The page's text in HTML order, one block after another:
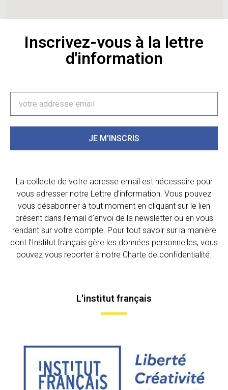
Inscrivez-vous à la lettre
d'information
JE M'INSCRIS
La collecte de votre adresse email est nécessaire pour
vous adresser notre Lettre d’information. Vous pouvez
vous désabonner à tout moment en cliquant sur le lien
présent dans l’email d’envoi de la newsletter ou en vous
rendant sur votre compte. Pour tout savoir sur la manière
dont l’Institut français gère les données personnelles, vous
pouvez vous reporter à notre Charte de confidentialité.
L'institut français